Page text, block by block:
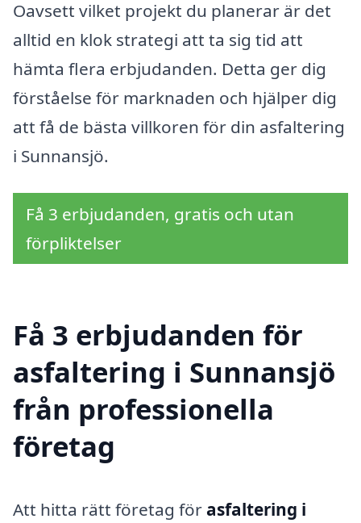
Oavsett vilket projekt du planerar är det
alltid en klok strategi att ta sig tid att
hämta flera erbjudanden. Detta ger dig
förståelse för marknaden och hjälper dig
att få de bästa villkoren för din asfaltering
i Sunnansjö.
Få 3 erbjudanden, gratis och utan
förpliktelser
Få 3 erbjudanden för
asfaltering i Sunnansjö
från professionella
företag
Att hitta rätt företag för asfaltering i